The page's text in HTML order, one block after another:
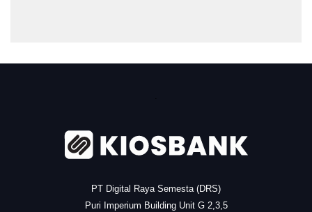
PT Digital Raya Semesta (DRS)
Puri Imperium Building Unit G 2,3,5